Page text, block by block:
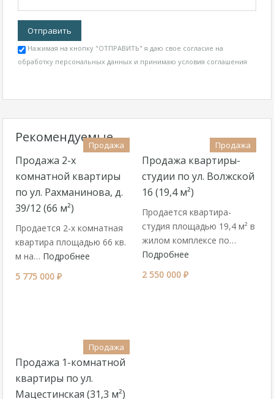
Нажимая на кнопку "ОТПРАВИТЬ" я даю свое согласие на
обработку персональных данных и принимаю условия соглашения
Рекомендуемые
Продажа
Продажа 2-х
комнатной квартиры
по ул. Рахманинова, д.
39/12 (66 м²)
Продается 2-х комнатная
квартира площадью 66 кв.
м на… Подробнее
5 775 000 ₽
Продажа
Продажа квартиры-
студии по ул. Волжской
16 (19,4 м²)
Продается квартира-
студия площадью 19,4 м² в
жилом комплексе по…
Подробнее
2 550 000 ₽
Продажа
Продажа 1-комнатной
квартиры по ул.
Мацестинская (31,3 м²)